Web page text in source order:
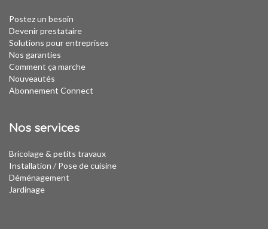
Postez un besoin
Devenir prestataire
Solutions pour entreprises
Nos garanties
Comment ça marche
Nouveautés
Abonnement Connect
Nos services
Bricolage & petits travaux
Installation / Pose de cuisine
Déménagement
Jardinage